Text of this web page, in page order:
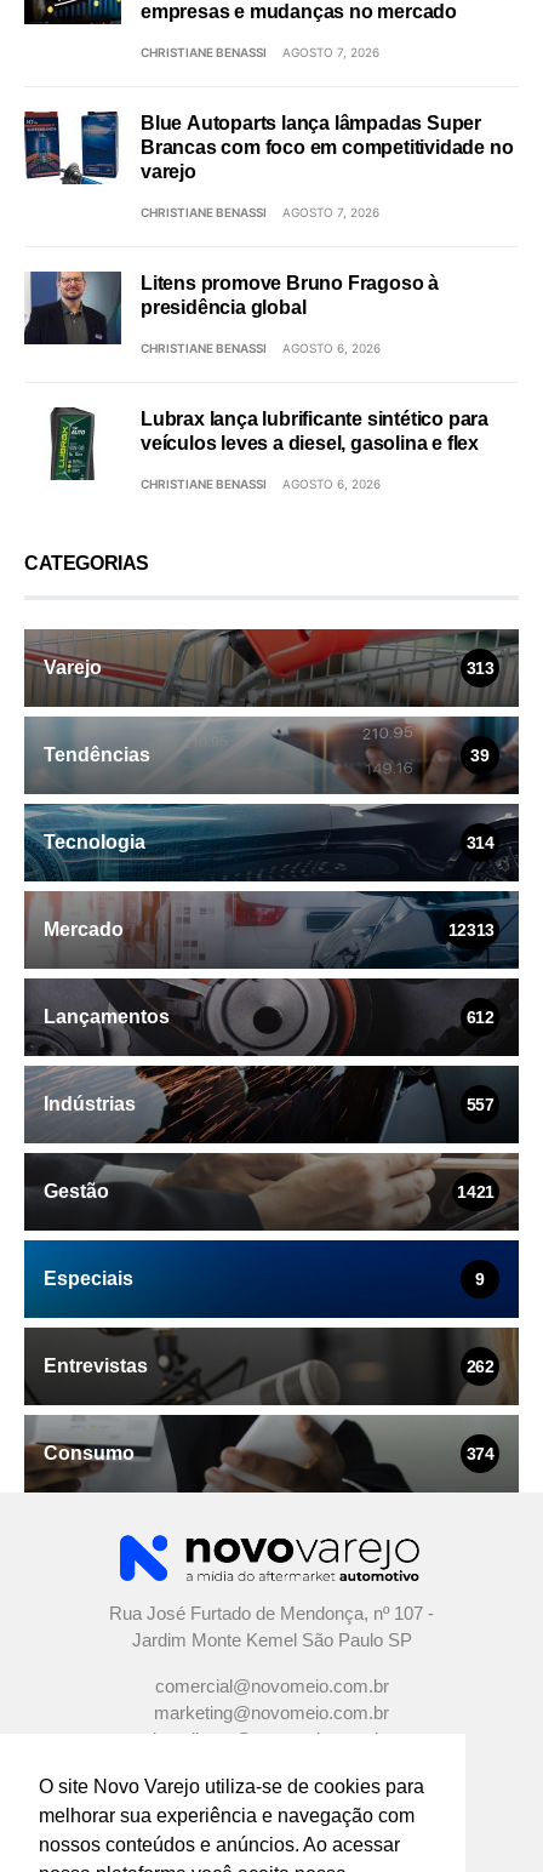
O site Novo Varejo utiliza-se de cookies para
melhorar sua experiência e navegação com
nossos conteúdos e anúncios. Ao acessar
empresas e mudanças no mercado
CHRISTIANE BENASSI AGOSTO 7, 2026
Blue Autoparts lança lâmpadas Super
Brancas com foco em competitividade no
varejo
CHRISTIANE BENASSI AGOSTO 7, 2026
Litens promove Bruno Fragoso à
presidência global
CHRISTIANE BENASSI AGOSTO 6, 2026
Lubrax lança lubrificante sintético para
veículos leves a diesel, gasolina e flex
CHRISTIANE BENASSI AGOSTO 6, 2026
CATEGORIAS
Varejo 313
Tendências 39
Tecnologia 314
Mercado 12313
Lançamentos 612
Indústrias 557
Gestão 1421
Especiais 9
Entrevistas 262
Consumo 374
Rua José Furtado de Mendonça, nº 107 -
Jardim Monte Kemel São Paulo SP
comercial@novomeio.com.br
marketing@novomeio.com.br
jornalismo@novomeio.com.br